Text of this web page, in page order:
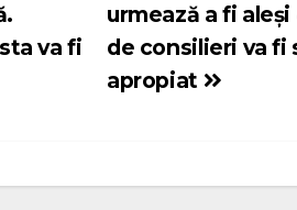
urmează a fi
de consilieri va fi
apropiat
va fi